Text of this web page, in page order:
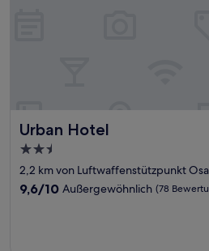
Urban Hotel
Urban Hotel
2.5-
Sterne-
Unterkunft
2,2 km von Luftwaffenstützpunkt
9.6
9,6/10 Außergewöhnlich (78